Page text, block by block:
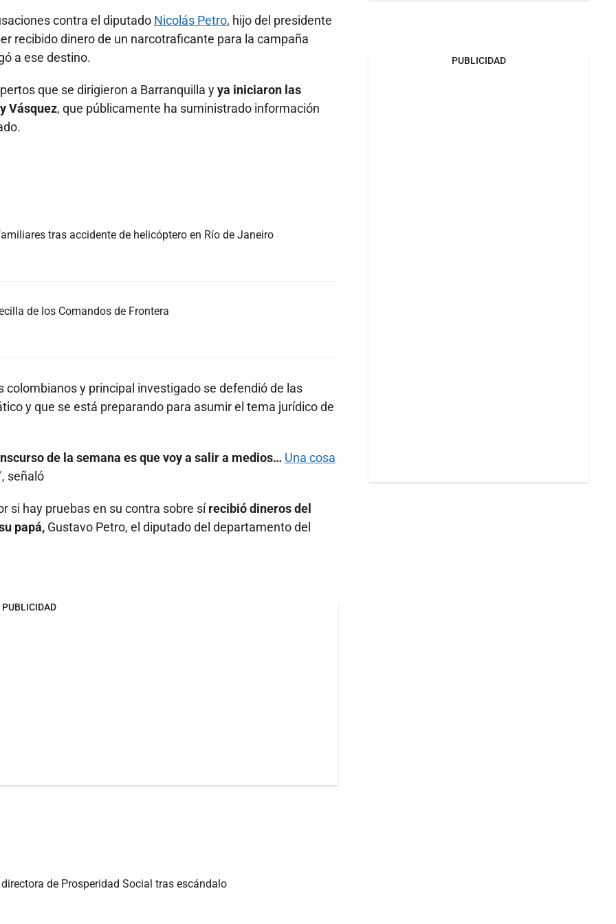
contra el diputado Nicolás Petro, hijo del presidente
recibido dinero de un narcotraficante para la campaña
a ese destino.
que se dirigieron a Barranquilla yya iniciaron las
Vásquez, que públicamente ha suministrado información
tras accidente de helicóptero en Río de Janeiro
de los Comandos de Frontera
colombianos y principal investigado se defendió de las
y que se está preparando para asumir el tema jurídico de
de la semana es que voy a salir a medios… Una cosa
señaló
si hay pruebas en su contra sobre sírecibió dineros del
papá, Gustavo Petro, el diputado del departamento del
PUBLICIDAD
de Prosperidad Social tras escándalo
PUBLICIDAD